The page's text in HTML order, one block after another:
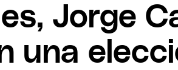
Jorge
una